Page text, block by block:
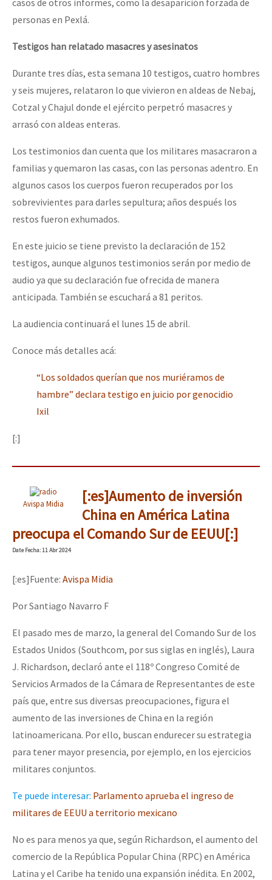
personas en Pexlá.
Testigos han relatado masacres y asesinatos
Durante tres días, esta semana 10 testigos, cuatro hombres
y seis mujeres, relataron lo que vivieron en aldeas de Nebaj,
Cotzal y Chajul donde el ejército perpetró masacres y
arrasó con aldeas enteras.
Los testimonios dan cuenta que los militares masacraron a
familias y quemaron las casas, con las personas adentro. En
algunos casos los cuerpos fueron recuperados por los
sobrevivientes para darles sepultura; años después los
restos fueron exhumados.
En este juicio se tiene previsto la declaración de 152
testigos, aunque algunos testimonios serán por medio de
audio ya que su declaración fue ofrecida de manera
anticipada. También se escuchará a 81 peritos.
La audiencia continuará el lunes 15 de abril.
Conoce más detalles acá:
“Los soldados querían que nos muriéramos de
hambre” declara testigo en juicio por genocidio
Ixil
[:]
Avispa Midia
[:es]Aumento de inversión
China en América Latina
preocupa el Comando Sur de EEUU[:]
DateFecha: 11 Abr 2024
[:es]Fuente: Avispa Midia
Por Santiago Navarro F
El pasado mes de marzo, la general del Comando Sur de los
Estados Unidos (Southcom, por sus siglas en inglés), Laura
J. Richardson, declaró ante el 118º Congreso Comité de
Servicios Armados de la Cámara de Representantes de este
país que, entre sus diversas preocupaciones, figura el
aumento de las inversiones de China en la región
latinoamericana. Por ello, buscan endurecer su estrategia
para tener mayor presencia, por ejemplo, en los ejercicios
militares conjuntos.
Te puede interesar: Parlamento aprueba el ingreso de
militares de EEUU a territorio mexicano
No es para menos ya que, según Richardson, el aumento del
comercio de la República Popular China (RPC) en América
Latina y el Caribe ha tenido una expansión inédita. En 2002,